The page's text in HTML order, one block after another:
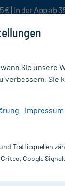
| In der App ab
Versand*
Sie unsere
verbessern. Sie
Impressum
Trafficquellen
Google